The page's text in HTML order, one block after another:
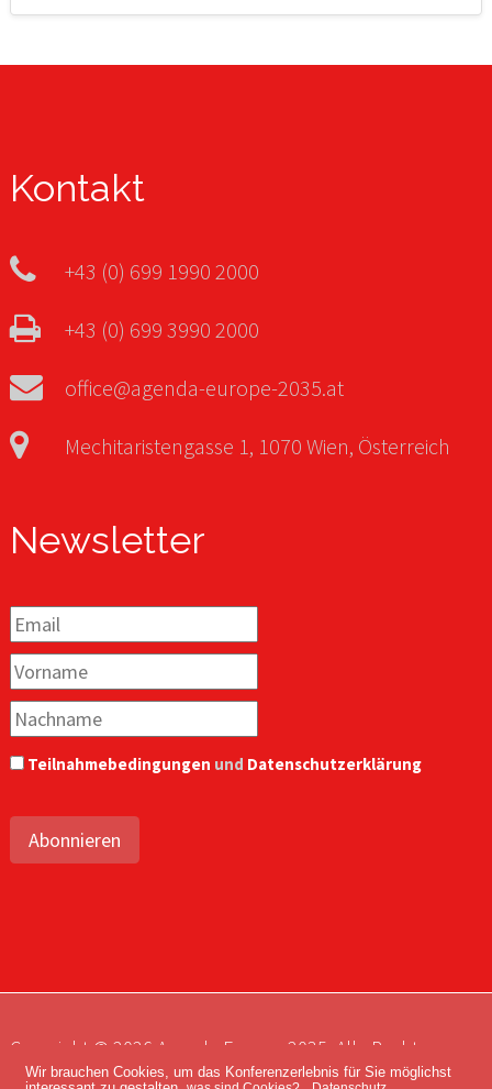
Wir brauchen Cookies, um das Konferenzerlebnis für Sie möglichst
Kontakt
+43 (0) 699 1990 2000
+43 (0) 699 3990 2000
office@agenda-europe-2035.at
Mechitaristengasse 1, 1070 Wien, Österreich
Newsletter
Teilnahmebedingungen und Datenschutzerklärung
Abonnieren
Copyright © 2026 Agenda Europe 2035. Alle Rechte
vorbehalten.